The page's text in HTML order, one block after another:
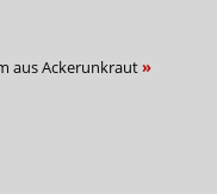
aus Ackerunkraut